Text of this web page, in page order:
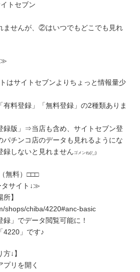
トセブン
せんが、②はいつでもどこでも見れ
はサイトセブンよりちょっと情報量少
料登録」「無料登録」の2種類ありま
版」⇒当店も含め、サイトセブン登
パチンコ店のデータも見れるようにな
録しないと見れません ゴメンね(/_;)
無料）□□□
サイト↓≫
】
shops/chiba/4220#anc-basic
」でデータ閲覧可能に！
4220」です♪
↓】
リを開く